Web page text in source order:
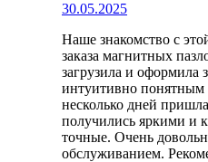
30.05.2025
Наше знакомство с
заказа магнитных
загрузила и оформила
интуитивно
несколько дней
получились яркими и
точные. Очень
обслуживанием.